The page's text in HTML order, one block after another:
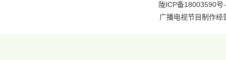
陇ICP备18003590号
广播电视节目制作